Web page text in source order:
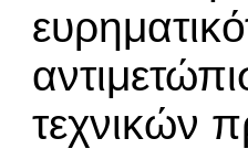
τεχνικών